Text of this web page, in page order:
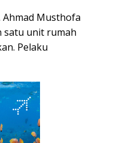
Ahmad Musthofa
satu unit rumah
Pelaku